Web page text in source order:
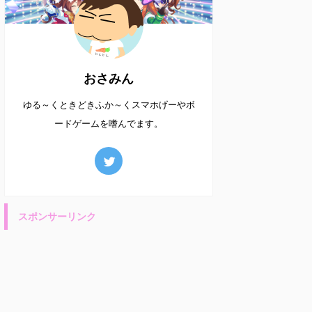
おさみん
ゆる～くときどきふか～くスマホげーやボ
ードゲームを嗜んでます。
スポンサーリンク